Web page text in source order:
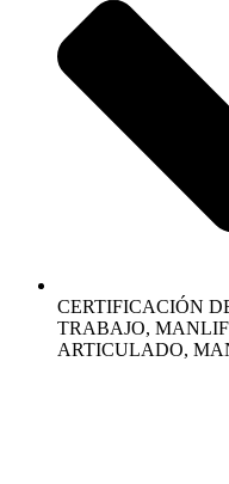
CERTIFICACIÓN
TRABAJO,
ARTICULADO,